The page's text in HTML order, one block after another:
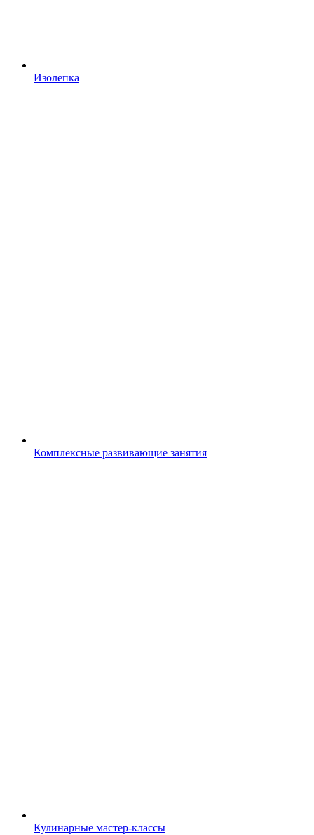
Изолепка
Комплексные развивающие занятия
Кулинарные мастер-классы